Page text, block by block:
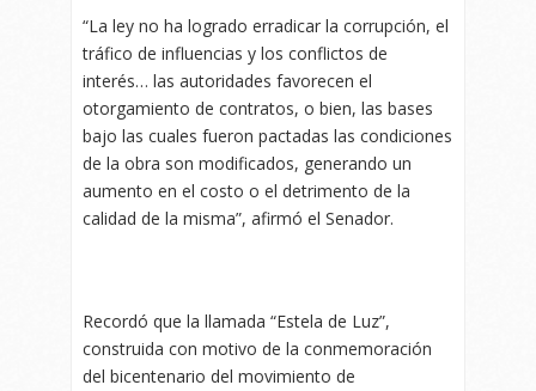
“La ley no ha logrado erradicar la corrupción, el
tráfico de influencias y los conflictos de
interés… las autoridades favorecen el
otorgamiento de contratos, o bien, las bases
bajo las cuales fueron pactadas las condiciones
de la obra son modificados, generando un
aumento en el costo o el detrimento de la
calidad de la misma”, afirmó el Senador.
Recordó que la llamada “Estela de Luz”,
construida con motivo de la conmemoración
del bicentenario del movimiento de